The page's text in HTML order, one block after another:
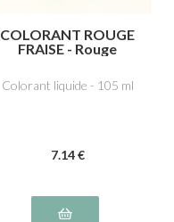
COLORANT ROUGE
FRAISE - Rouge
Colorant liquide - 105 ml
7.14 €